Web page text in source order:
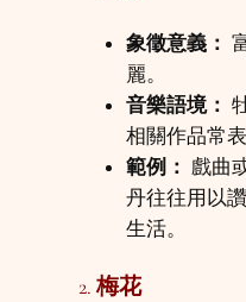
象徵意義：
麗。
音樂語境：
相關作品常
範例： 戲曲
丹往往用以
生活。
2.梅花